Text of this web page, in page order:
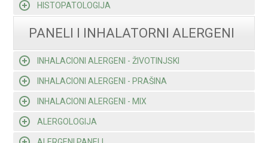
HISTOPATOLOGIJA
PANELI I INHALATORNI ALERGENI
INHALACIONI ALERGENI - ŽIVOTINJSKI
INHALACIONI ALERGENI - PRAŠINA
INHALACIONI ALERGENI - MIX
ALERGOLOGIJA